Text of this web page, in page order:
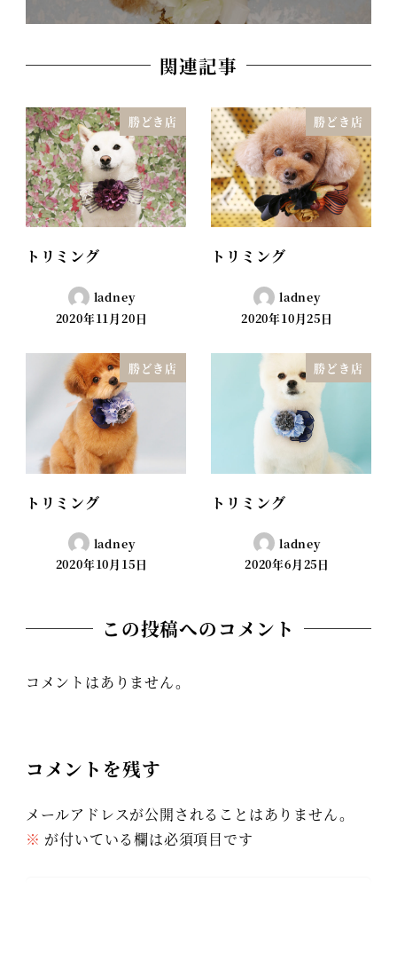
関連記事
勝どき店
トリミング
ladney
2020年11月20日
勝どき店
トリミング
ladney
2020年10月25日
勝どき店
トリミング
ladney
2020年10月15日
勝どき店
トリミング
ladney
2020年6月25日
この投稿へのコメント
コメントはありません。
コメントを残す
メールアドレスが公開されることはありません。
※ が付いている欄は必須項目です